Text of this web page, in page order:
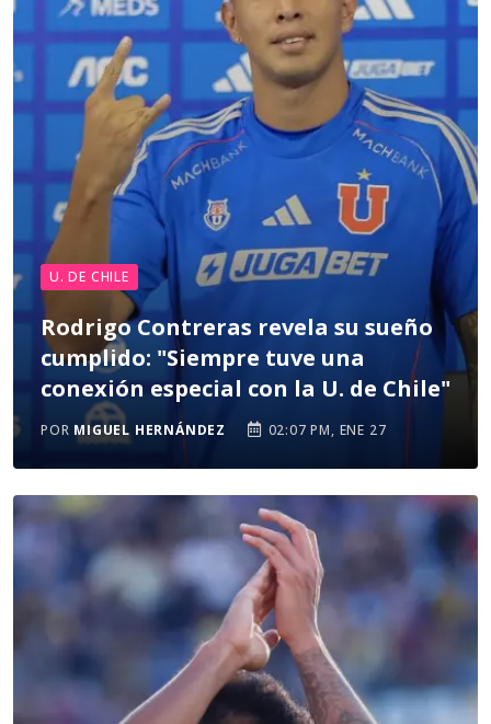
U. DE CHILE
Rodrigo Contreras revela su sueño
cumplido: "Siempre tuve una
conexión especial con la U. de Chile"
POR MIGUEL HERNÁNDEZ 02:07 PM, ENE 27